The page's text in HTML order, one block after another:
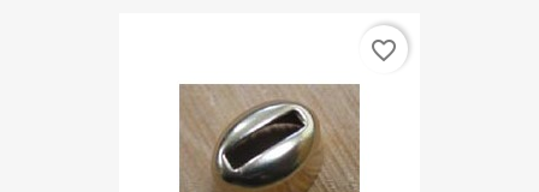
favorite_border